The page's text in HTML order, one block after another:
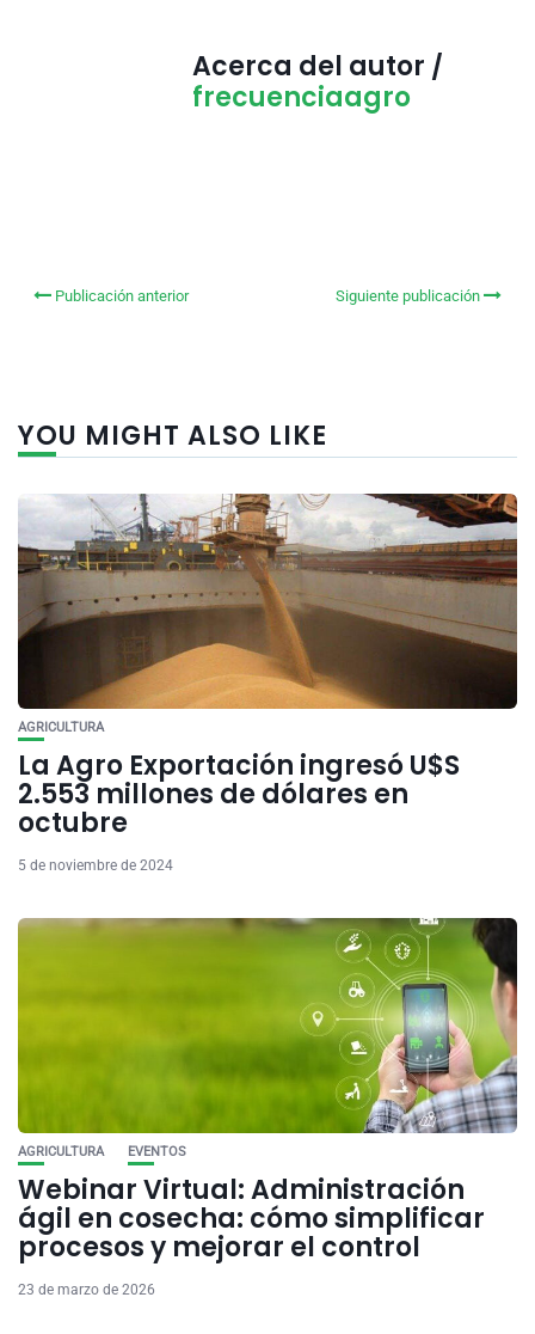
Acerca del autor /
frecuenciaagro
Publicación anterior Siguiente publicación
YOU MIGHT ALSO LIKE
AGRICULTURA
La Agro Exportación ingresó U$S
2.553 millones de dólares en
octubre
5 de noviembre de 2024
AGRICULTURA EVENTOS
Webinar Virtual: Administración
ágil en cosecha: cómo simplificar
procesos y mejorar el control
23 de marzo de 2026